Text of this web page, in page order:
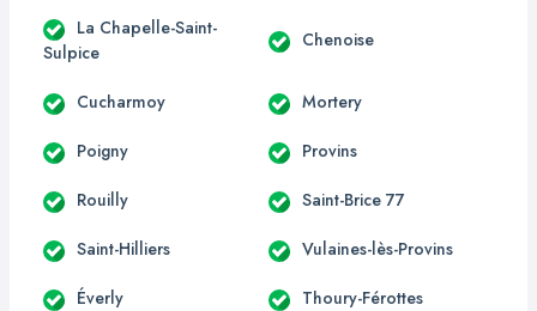
La Chapelle-Saint-
Sulpice
Chenoise
Cucharmoy Mortery
Poigny Provins
Rouilly Saint-Brice 77
Saint-Hilliers Vulaines-lès-Provins
Éverly Thoury-Férottes